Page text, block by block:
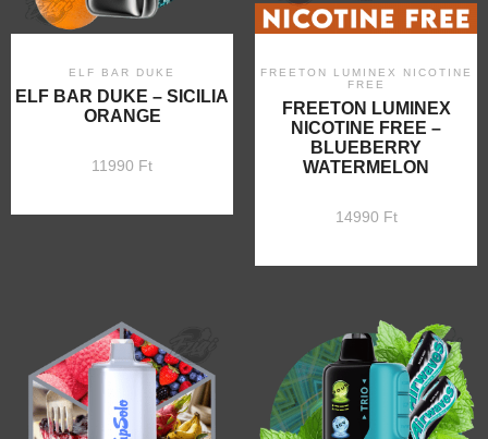
ELF BAR DUKE
ELF BAR DUKE – SICILIA
ORANGE
11990 Ft
FREETON LUMINEX NICOTINE
FREE
FREETON LUMINEX
NICOTINE FREE –
BLUEBERRY
WATERMELON
14990 Ft